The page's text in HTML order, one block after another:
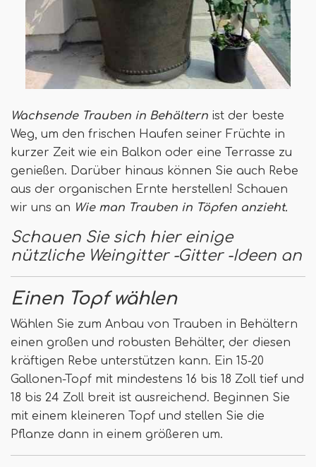
Wachsende Trauben in Behältern ist der beste
Weg, um den frischen Haufen seiner Früchte in
kurzer Zeit wie ein Balkon oder eine Terrasse zu
genießen. Darüber hinaus können Sie auch Rebe
aus der organischen Ernte herstellen! Schauen
wir uns an Wie man Trauben in Töpfen anzieht.
Schauen Sie sich hier einige
nützliche Weingitter -Gitter -Ideen an
Einen Topf wählen
Wählen Sie zum Anbau von Trauben in Behältern
einen großen und robusten Behälter, der diesen
kräftigen Rebe unterstützen kann. Ein 15-20
Gallonen-Topf mit mindestens 16 bis 18 Zoll tief und
18 bis 24 Zoll breit ist ausreichend. Beginnen Sie
mit einem kleineren Topf und stellen Sie die
Pflanze dann in einem größeren um.